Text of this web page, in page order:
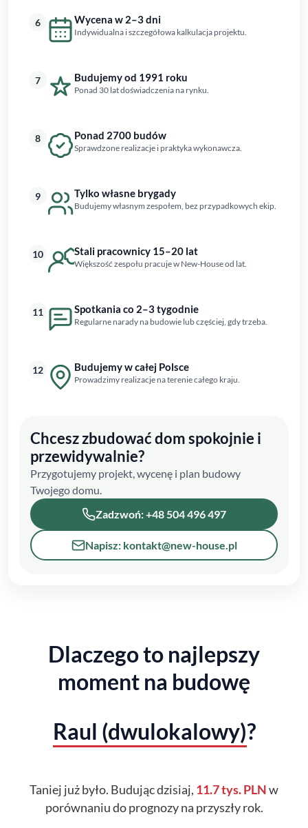
6 Wycena w 2–3 dni
Indywidualna i szczegółowa kalkulacja projektu.
7 Budujemy od 1991 roku
Ponad 30 lat doświadczenia na rynku.
8 Ponad 2700 budów
Sprawdzone realizacje i praktyka wykonawcza.
9 Tylko własne brygady
Budujemy własnym zespołem, bez przypadkowych ekip.
10 Stali pracownicy 15–20 lat
Większość zespołu pracuje w New-House od lat.
11 Spotkania co 2–3 tygodnie
Regularne narady na budowie lub częściej, gdy trzeba.
12 Budujemy w całej Polsce
Prowadzimy realizacje na terenie całego kraju.
Chcesz zbudować dom spokojnie i
przewidywalnie?
Przygotujemy projekt, wycenę i plan budowy
Twojego domu.
Zadzwoń: +48 504 496 497
Napisz: kontakt@new-house.pl
Dlaczego to najlepszy
moment na budowę
Raul (dwulokalowy)?
Taniej już było. Budując dzisiaj, 11.7 tys. PLNw
porównaniu do prognozy na przyszły rok.